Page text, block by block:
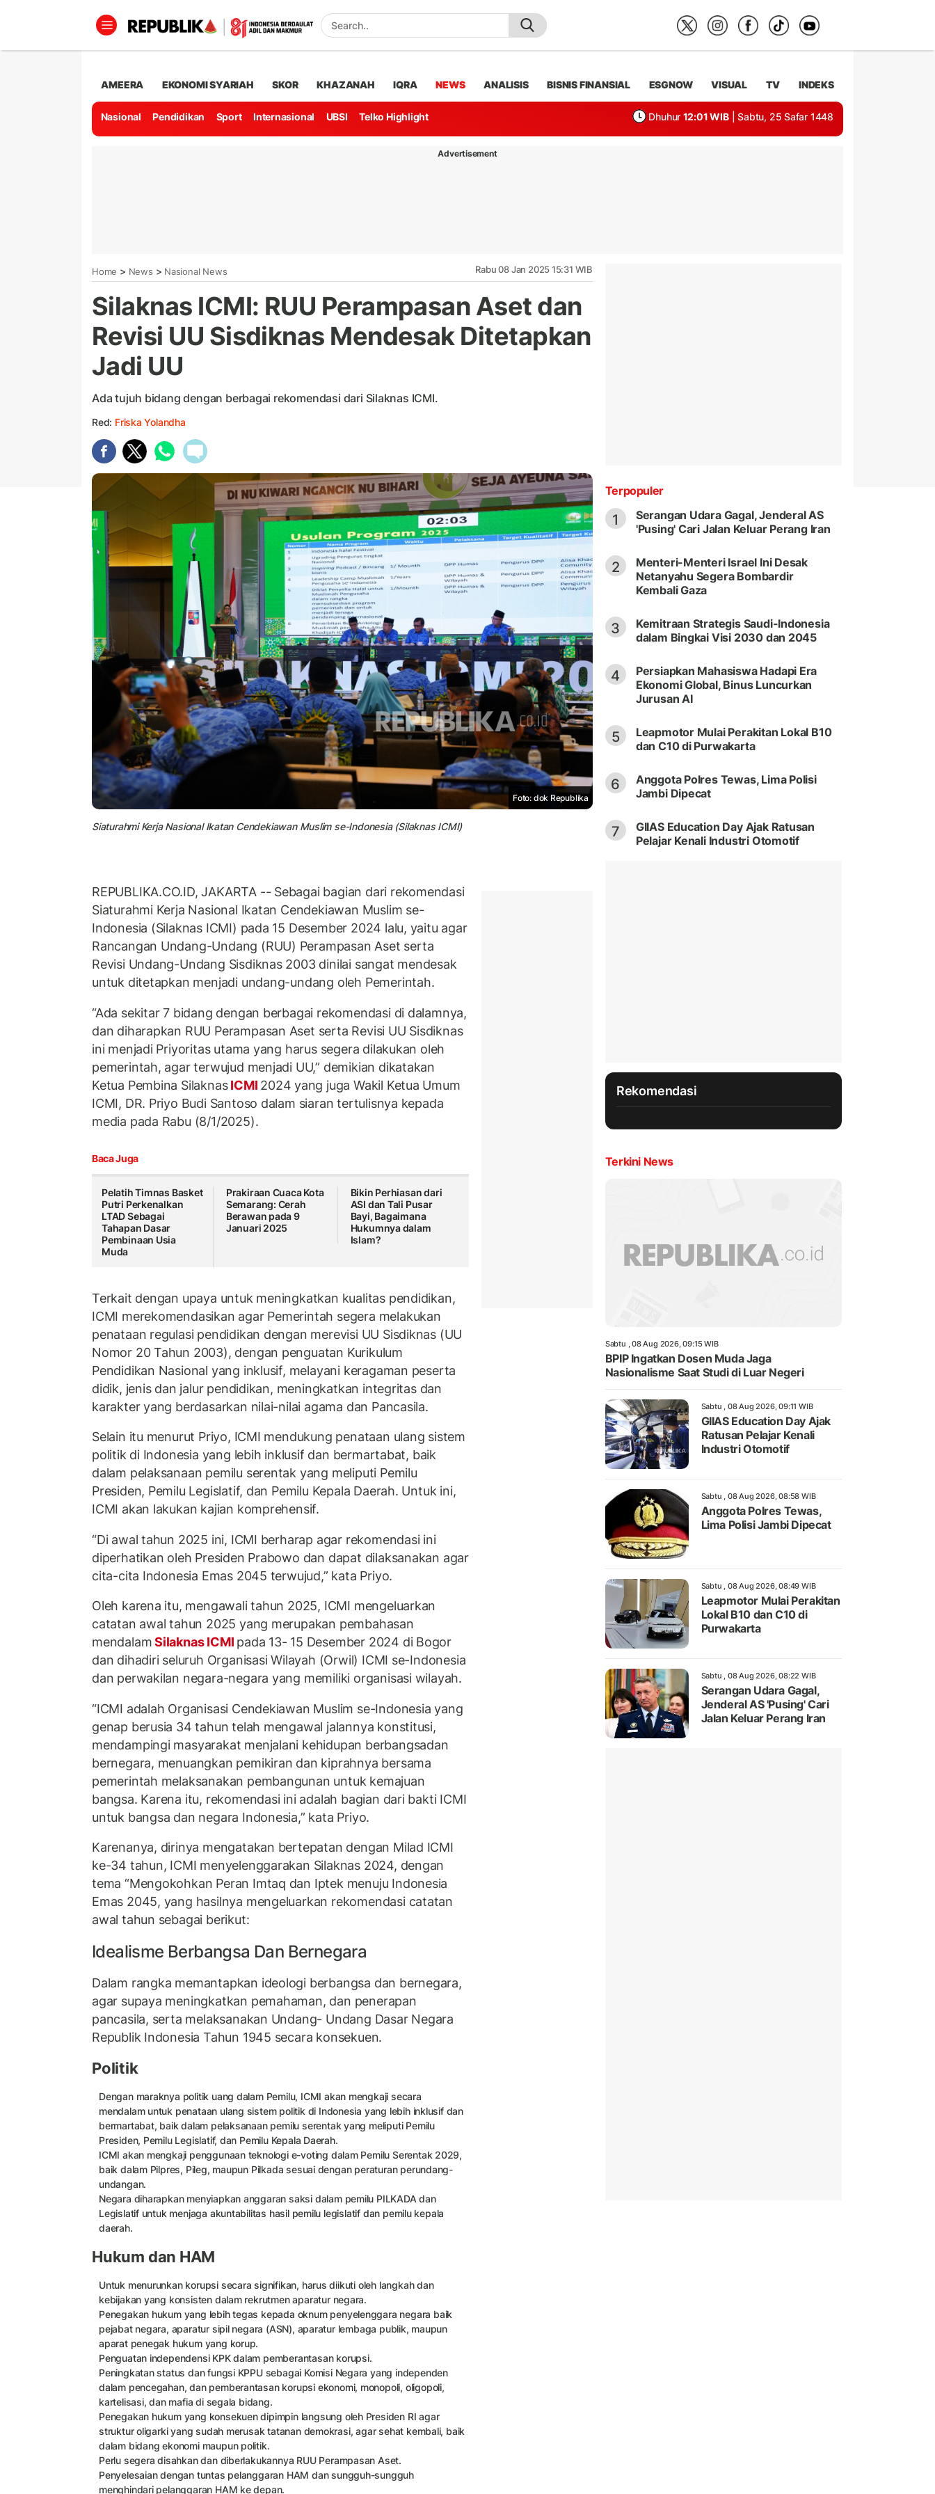
AMEERA EKONOMI SYARIAH SKOR KHAZANAH IQRA NEWS ANALISIS BISNIS FINANSIAL ESGNOW VISUAL TV INDEKS
Nasional Pendidikan Sport Internasional UBSI Telko Highlight Dhuhur 12:01 WIB | Sabtu, 25 Safar 1448
Advertisement
Home > News > Nasional News Rabu 08 Jan 2025 15:31 WIB
Silaknas ICMI: RUU Perampasan Aset dan
Revisi UU Sisdiknas Mendesak Ditetapkan
Jadi UU
Ada tujuh bidang dengan berbagai rekomendasi dari Silaknas ICMI.
Red: Friska Yolandha
Foto: dok Republika
Siaturahmi Kerja Nasional Ikatan Cendekiawan Muslim se-Indonesia (Silaknas ICMI)
REPUBLIKA.CO.ID, JAKARTA -- Sebagai bagian dari rekomendasi
Siaturahmi Kerja Nasional Ikatan Cendekiawan Muslim se-
Indonesia (Silaknas ICMI) pada 15 Desember 2024 lalu, yaitu agar
Rancangan Undang-Undang (RUU) Perampasan Aset serta
Revisi Undang-Undang Sisdiknas 2003 dinilai sangat mendesak
untuk ditetapkan menjadi undang-undang oleh Pemerintah.
“Ada sekitar 7 bidang dengan berbagai rekomendasi di dalamnya,
dan diharapkan RUU Perampasan Aset serta Revisi UU Sisdiknas
ini menjadi Priyoritas utama yang harus segera dilakukan oleh
pemerintah, agar terwujud menjadi UU,” demikian dikatakan
Ketua Pembina SilaknasICMI 2024 yang juga Wakil Ketua Umum
ICMI, DR. Priyo Budi Santoso dalam siaran tertulisnya kepada
media pada Rabu (8/1/2025).
Baca Juga
Pelatih Timnas Basket
Putri Perkenalkan
LTAD Sebagai
Tahapan Dasar
Pembinaan Usia
Muda
Prakiraan Cuaca Kota
Semarang: Cerah
Berawan pada 9
Januari 2025
Bikin Perhiasan dari
ASI dan Tali Pusar
Bayi, Bagaimana
Hukumnya dalam
Islam?
Terkait dengan upaya untuk meningkatkan kualitas pendidikan,
ICMI merekomendasikan agar Pemerintah segera melakukan
penataan regulasi pendidikan dengan merevisi UU Sisdiknas (UU
Nomor 20 Tahun 2003), dengan penguatan Kurikulum
Pendidikan Nasional yang inklusif, melayani keragaman peserta
didik, jenis dan jalur pendidikan, meningkatkan integritas dan
karakter yang berdasarkan nilai-nilai agama dan Pancasila.
Selain itu menurut Priyo, ICMI mendukung penataan ulang sistem
politik di Indonesia yang lebih inklusif dan bermartabat, baik
dalam pelaksanaan pemilu serentak yang meliputi Pemilu
Presiden, Pemilu Legislatif, dan Pemilu Kepala Daerah. Untuk ini,
ICMI akan lakukan kajian komprehensif.
“Di awal tahun 2025 ini, ICMI berharap agar rekomendasi ini
diperhatikan oleh Presiden Prabowo dan dapat dilaksanakan agar
cita-cita Indonesia Emas 2045 terwujud,” kata Priyo.
Oleh karena itu, mengawali tahun 2025, ICMI mengeluarkan
catatan awal tahun 2025 yang merupakan pembahasan
mendalamSilaknas ICMI pada 13- 15 Desember 2024 di Bogor
dan dihadiri seluruh Organisasi Wilayah (Orwil) ICMI se-Indonesia
dan perwakilan negara-negara yang memiliki organisasi wilayah.
“ICMI adalah Organisasi Cendekiawan Muslim se-Indonesia yang
genap berusia 34 tahun telah mengawal jalannya konstitusi,
mendampingi masyarakat menjalani kehidupan berbangsadan
bernegara, menuangkan pemikiran dan kiprahnya bersama
pemerintah melaksanakan pembangunan untuk kemajuan
bangsa. Karena itu, rekomendasi ini adalah bagian dari bakti ICMI
untuk bangsa dan negara Indonesia,” kata Priyo.
Karenanya, dirinya mengatakan bertepatan dengan Milad ICMI
ke-34 tahun, ICMI menyelenggarakan Silaknas 2024, dengan
tema “Mengokohkan Peran Imtaq dan Iptek menuju Indonesia
Emas 2045, yang hasilnya mengeluarkan rekomendasi catatan
awal tahun sebagai berikut:
Idealisme Berbangsa Dan Bernegara
Dalam rangka memantapkan ideologi berbangsa dan bernegara,
agar supaya meningkatkan pemahaman, dan penerapan
pancasila, serta melaksanakan Undang- Undang Dasar Negara
Republik Indonesia Tahun 1945 secara konsekuen.
Politik
Dengan maraknya politik uang dalam Pemilu, ICMI akan mengkaji secara
mendalam untuk penataan ulang sistem politik di Indonesia yang lebih inklusif dan
bermartabat, baik dalam pelaksanaan pemilu serentak yang meliputi Pemilu
Presiden, Pemilu Legislatif, dan Pemilu Kepala Daerah.
ICMI akan mengkaji penggunaan teknologi e-voting dalam Pemilu Serentak 2029,
baik dalam Pilpres, Pileg, maupun Pilkada sesuai dengan peraturan perundang-
undangan.
Negara diharapkan menyiapkan anggaran saksi dalam pemilu PILKADA dan
Legislatif untuk menjaga akuntabilitas hasil pemilu legislatif dan pemilu kepala
daerah.
Hukum dan HAM
Untuk menurunkan korupsi secara signifikan, harus diikuti oleh langkah dan
kebijakan yang konsisten dalam rekrutmen aparatur negara.
Penegakan hukum yang lebih tegas kepada oknum penyelenggara negara baik
pejabat negara, aparatur sipil negara (ASN), aparatur lembaga publik, maupun
aparat penegak hukum yang korup.
Penguatan independensi KPK dalam pemberantasan korupsi.
Peningkatan status dan fungsi KPPU sebagai Komisi Negara yang independen
dalam pencegahan, dan pemberantasan korupsi ekonomi, monopoli, oligopoli,
kartelisasi, dan mafia di segala bidang.
Penegakan hukum yang konsekuen dipimpin langsung oleh Presiden RI agar
struktur oligarki yang sudah merusak tatanan demokrasi, agar sehat kembali, baik
dalam bidang ekonomi maupun politik.
Perlu segera disahkan dan diberlakukannya RUU Perampasan Aset.
Penyelesaian dengan tuntas pelanggaran HAM dan sungguh-sungguh
menghindari pelanggaran HAM ke depan.
Terpopuler
1
Serangan Udara Gagal, Jenderal AS
'Pusing' Cari Jalan Keluar Perang Iran
2
Menteri-Menteri Israel Ini Desak
Netanyahu Segera Bombardir
Kembali Gaza
3
Kemitraan Strategis Saudi-Indonesia
dalam Bingkai Visi 2030 dan 2045
4
Persiapkan Mahasiswa Hadapi Era
Ekonomi Global, Binus Luncurkan
Jurusan AI
5
Leapmotor Mulai Perakitan Lokal B10
dan C10 di Purwakarta
6
Anggota Polres Tewas, Lima Polisi
Jambi Dipecat
7
GIIAS Education Day Ajak Ratusan
Pelajar Kenali Industri Otomotif
Rekomendasi
Terkini News
Sabtu , 08 Aug 2026, 09:15 WIB
BPIP Ingatkan Dosen Muda Jaga
Nasionalisme Saat Studi di Luar Negeri
Sabtu , 08 Aug 2026, 09:11 WIB
GIIAS Education Day Ajak
Ratusan Pelajar Kenali
Industri Otomotif
Sabtu , 08 Aug 2026, 08:58 WIB
Anggota Polres Tewas,
Lima Polisi Jambi Dipecat
Sabtu , 08 Aug 2026, 08:49 WIB
Leapmotor Mulai Perakitan
Lokal B10 dan C10 di
Purwakarta
Sabtu , 08 Aug 2026, 08:22 WIB
Serangan Udara Gagal,
Jenderal AS 'Pusing' Cari
Jalan Keluar Perang Iran